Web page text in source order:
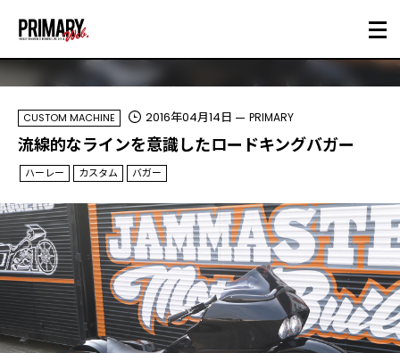
CUSTOM MACHINE 2016年04月14日 PRIMARY
流線的なラインを意識したロードキングバガー
ハーレー カスタム バガー